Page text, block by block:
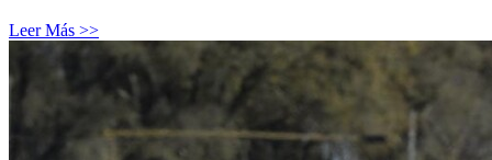
Leer Más >>